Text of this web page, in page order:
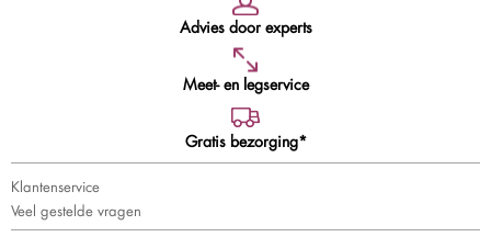
Advies door experts
Meet- en legservice
Gratis bezorging*
Klantenservice
Veel gestelde vragen